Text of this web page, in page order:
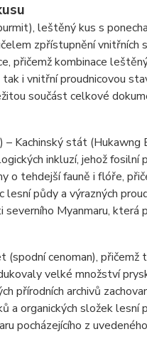
leštěný kus s
zpřístupnění vnitřních
přičemž kombinace
i vnitřní proudnicovou
součást celkové
– Kachinský stát
inkluzí, jehož fosilní
o tehdejší fauně i flóře,
lesní půdy a výrazných
severního Myanmaru, která
(spodní cenoman),
velké množství
přírodních archivů
a organických složek
pocházejícího z